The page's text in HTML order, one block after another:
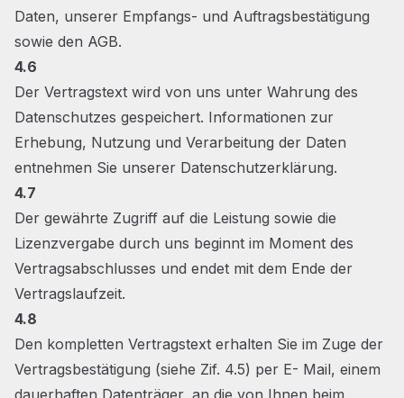
Daten, unserer Empfangs- und Auftragsbestätigung
sowie den AGB.
4.6
Der Vertragstext wird von uns unter Wahrung des
Datenschutzes gespeichert. Informationen zur
Erhebung, Nutzung und Verarbeitung der Daten
entnehmen Sie unserer Datenschutzerklärung.
4.7
Der gewährte Zugriff auf die Leistung sowie die
Lizenzvergabe durch uns beginnt im Moment des
Vertragsabschlusses und endet mit dem Ende der
Vertragslaufzeit.
4.8
Den kompletten Vertragstext erhalten Sie im Zuge der
Vertragsbestätigung (siehe Zif. 4.5) per E- Mail, einem
dauerhaften Datenträger, an die von Ihnen beim